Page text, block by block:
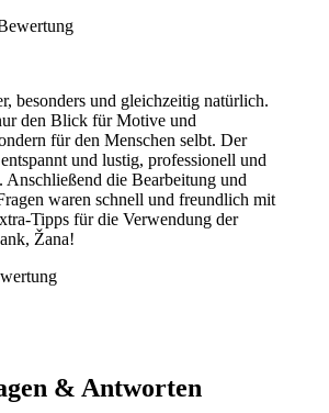
besonders und gleichzeitig natürlich.
den Blick für Motive und
für den Menschen selbt. Der
und lustig, professionell und
Anschließend die Bearbeitung und
waren schnell und freundlich mit
Tipps für die Verwendung der
Žana!
& Antworten